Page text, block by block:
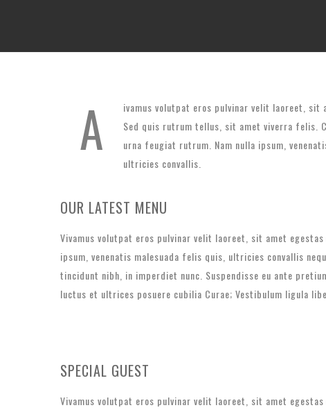
A
ivamus volutpat eros pulvinar velit laoreet, sit
Sed quis rutrum tellus, sit amet viverra felis.
urna feugiat rutrum. Nam nulla ipsum,
ultricies convallis.
OUR LATEST MENU
Vivamus volutpat eros pulvinar velit laoreet, sit amet
ipsum, venenatis malesuada felis quis, ultricies convallis
tincidunt nibh, in imperdiet nunc. Suspendisse eu ante
luctus et ultrices posuere cubilia Curae; Vestibulum ligula
SPECIAL GUEST
Vivamus volutpat eros pulvinar velit laoreet, sit amet